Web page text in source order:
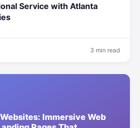
Service with Atlanta
3 min read